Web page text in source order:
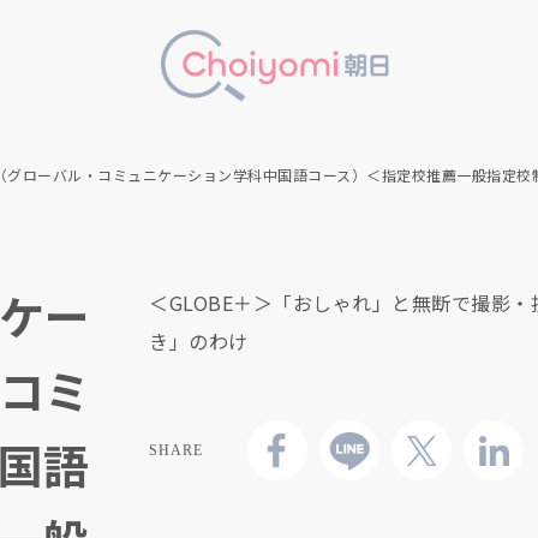
ローバル・コミュニケーション学科中国語コース）＜指定校推薦一般指定校
ー
ミ
語
＜GLOBE＋＞「おしゃれ」と無断で撮影
き」のわけ
SHARE